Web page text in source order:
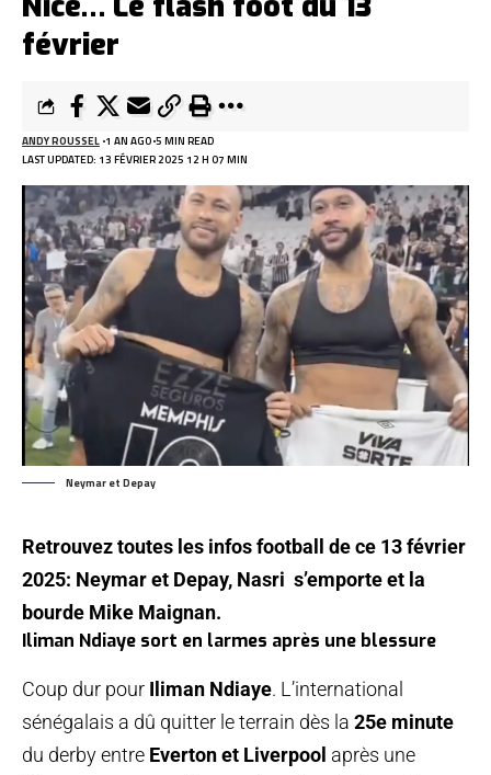
février
LAST UPDATED: 13 FÉVRIER 2025 12 H 07 MIN
ANDY ROUSSEL 1 AN AGO 5 MIN READ
Neymar et Depay
Retrouvez toutes les infos football de ce 13 février
2025: Neymar et Depay, Nasri s’emporte et la
bourde Mike Maignan.
Iliman Ndiaye sort en larmes après une blessure
Coup dur pour Iliman Ndiaye. L’international
sénégalais a dû quitter le terrain dès la 25e minute
du derby entre Everton et Liverpool après une